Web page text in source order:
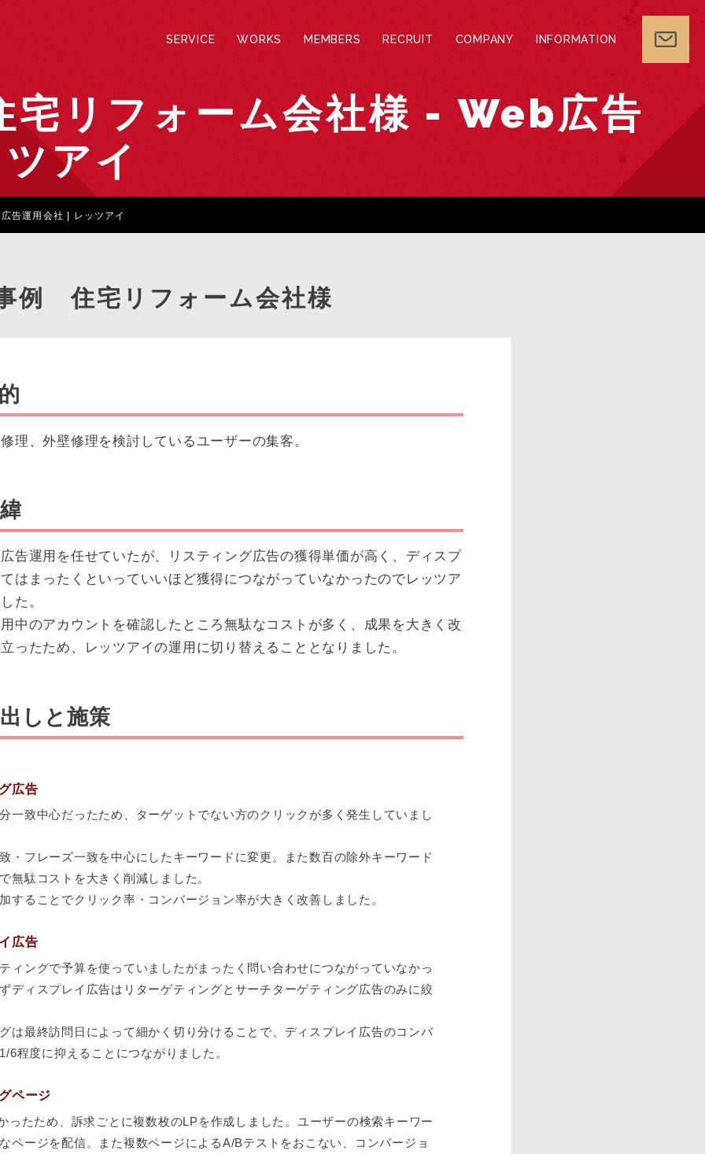
SERVICE WORKS MEMBERS RECRUIT COMPANY INFORMATION
宅リフォーム会社様 - Web広告
アイ
告運用会社 | レッツアイ
例 住宅リフォーム会社様
、外壁修理を検討しているユーザーの集客。
運用を任せていたが、リスティング広告の獲得単価が高く、ディスプ
はまったくといっていいほど獲得につながっていなかったのでレッツア
た。
のアカウントを確認したところ無駄なコストが多く、成果を大きく改
ったため、レッツアイの運用に切り替えることとなりました。
しと施策
広告
一致中心だったため、ターゲットでない方のクリックが多く発生していまし
・フレーズ一致を中心にしたキーワードに変更。また数百の除外キーワード
無駄コストを大きく削減しました。
することでクリック率・コンバージョン率が大きく改善しました。
広告
ィングで予算を使っていましたがまったく問い合わせにつながっていなかっ
ディスプレイ広告はリターゲティングとサーチターゲティング広告のみに絞
は最終訪問日によって細かく切り分けることで、ディスプレイ広告のコンバ
6程度に抑えることにつながりました。
ページ
ったため、訴求ごとに複数枚のLPを作成しました。ユーザーの検索キーワー
ページを配信。また複数ページによるA/Bテストをおこない、コンバージョ